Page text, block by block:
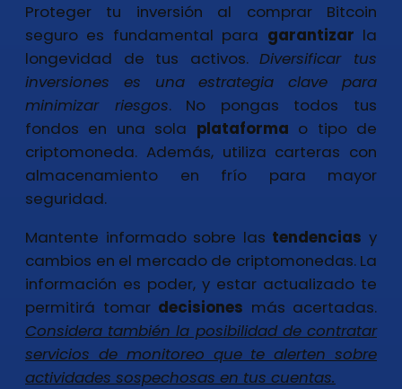
Proteger tu inversión al comprar Bitcoin
seguro es fundamental para garantizar la
longevidad de tus activos.Diversificar tus
inversiones es una estrategia clave para
minimizar riesgos. No pongas todos tus
fondos en una sola plataforma o tipo de
criptomoneda. Además, utiliza carteras con
almacenamiento en frío para mayor
seguridad.
Mantente informado sobre las tendencias y
cambios en el mercado de criptomonedas. La
información es poder, y estar actualizado te
permitirá tomar decisiones más acertadas.
Considera también la posibilidad de contratar
servicios de monitoreo que te alerten sobre
actividades sospechosas en tus cuentas.